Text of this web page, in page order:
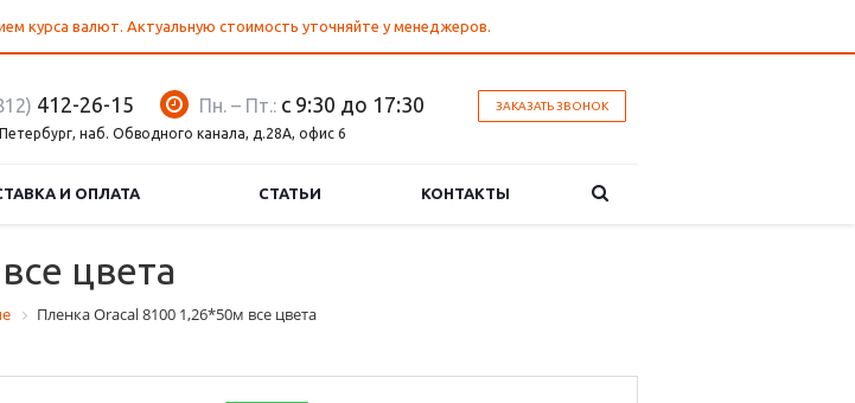
курса валют. Актуальную стоимость уточняйте у менеджеров.
ЗАКАЗАТЬ ЗВОНОК
Пн. – Пт.: с 9:30 до 17:30
412-26-15
наб. Обводного канала, д.28А, офис 6
И ОПЛАТА СТАТЬИ КОНТАКТЫ
цвета
Пленка Oracal 8100 1,26*50м все цвета